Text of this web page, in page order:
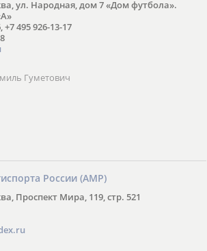
ул. Народная, дом 7 «Дом футбола».
+7 495 926-13-17
Гуметович
России (АМР)
Проспект Мира, 119, стр. 521